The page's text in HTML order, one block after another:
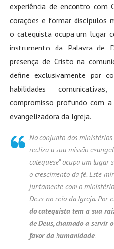
experiência de encontro com
corações e formar discípulos
o catequista ocupa um lugar
instrumento da Palavra de
presença de Cristo na
define exclusivamente por
habilidades
compromisso profundo com
evangelizadora da Igreja.
No conjunto dos ministérios
realiza a sua missão
catequese”ocupa um lugar
o crescimento da fé. Este
juntamente com o
Deus no seio da Igreja. Por
do catequista tem a sua
de Deus, chamado a servir
favor da humanidade.